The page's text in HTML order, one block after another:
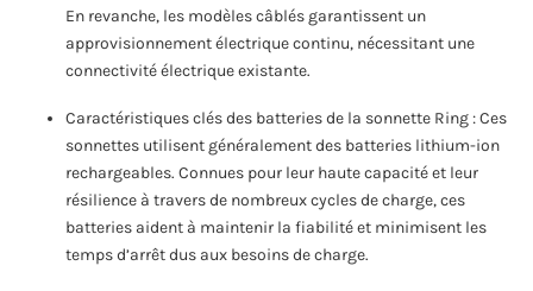
En revanche, les modèles câblés garantissent un
approvisionnement électrique continu, nécessitant une
connectivité électrique existante.
Caractéristiques clés des batteries de la sonnette Ring : Ces
sonnettes utilisent généralement des batteries lithium-ion
rechargeables. Connues pour leur haute capacité et leur
résilience à travers de nombreux cycles de charge, ces
batteries aident à maintenir la fiabilité et minimisent les
temps d’arrêt dus aux besoins de charge.